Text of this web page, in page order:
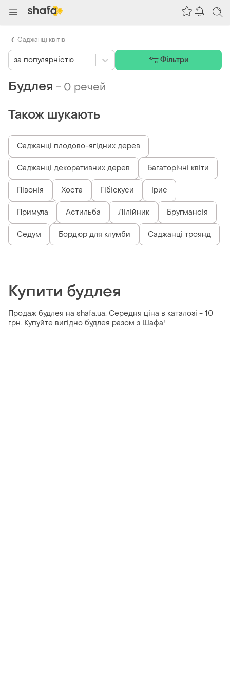
Будлея - 0 речей
Також шукають
Саджанці плодово-ягідних дерев
Саджанці декоративних дерев Багаторічні квіти
Півонія Хоста Гібіскуси Ірис
Примула Астильба Лілійник Бругмансія
Седум Бордюр для клумби Саджанці троянд
Купити будлея
Продаж будлея на shafa.ua. Середня ціна в каталозі - 10
грн. Купуйте вигідно будлея разом з Шафа!
за популярністю Фільтри
Саджанці квітів